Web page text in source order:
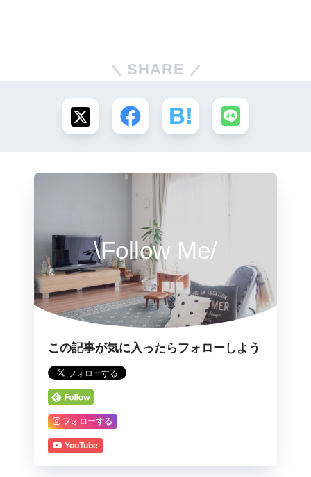
SHARE
\Follow Me/
この記事が気に入ったらフォローしよう
フォローする
YouTube